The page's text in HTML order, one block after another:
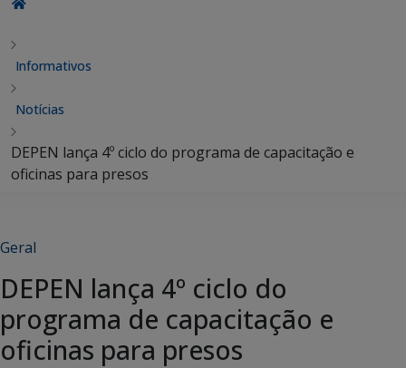
Informativos
Notícias
DEPEN lança 4º ciclo do programa de capacitação e
oficinas para presos
Geral
DEPEN lança 4º ciclo do
programa de capacitação e
oficinas para presos